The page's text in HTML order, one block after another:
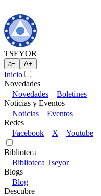
TSEYOR
a− A+
Inicio
Novedades
Novedades
Boletines
Noticias y Eventos
Noticias
Eventos
Redes
Facebook
X Youtube
Biblioteca
Biblioteca Tseyor
Blogs
Blog
Descubre